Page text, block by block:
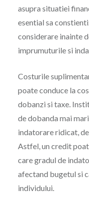
asupra situatiei
esential sa
considerare inainte
imprumuturile si
Costurile
poate conduce la
dobanzi si taxe.
de dobanda mai
indatorare ridicat,
Astfel, un credit
care gradul de
afectand bugetul si
individului.